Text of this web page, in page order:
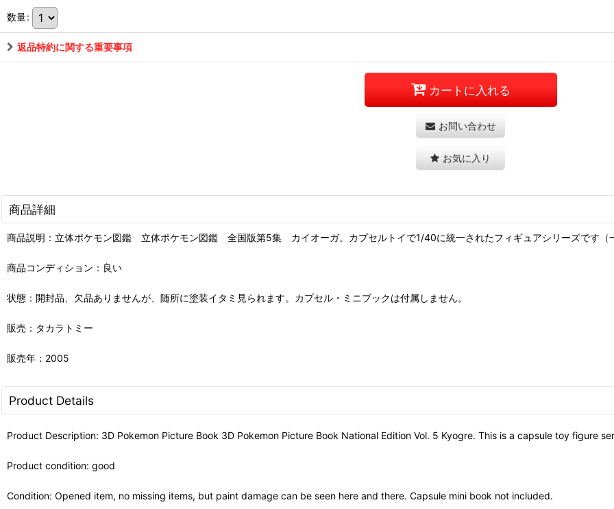
数量:
返品特約に関する重要事項
カートに入れる
お問い合わせ
お気に入り
商品詳細
商品説明：立体ポケモン図鑑 立体ポケモン図鑑 全国版第5集 カイオーガ。カプセルトイで1/40に統一されたフィギュアシリーズです（
商品コンディション：良い
状態：開封品、欠品ありませんが、随所に塗装イタミ見られます。カプセル・ミニブックは付属しません。
販売：タカラトミー
販売年：2005
Product Details
Product Description: 3D Pokemon Picture Book 3D Pokemon Picture Book National Edition Vol. 5 Kyogre. This is a capsule toy figure
Product condition: good
Condition: Opened item, no missing items, but paint damage can be seen here and there. Capsule mini book not included.